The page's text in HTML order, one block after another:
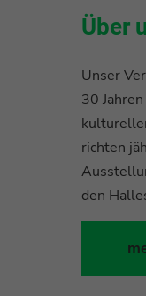
Über
Unser
30
richten
den